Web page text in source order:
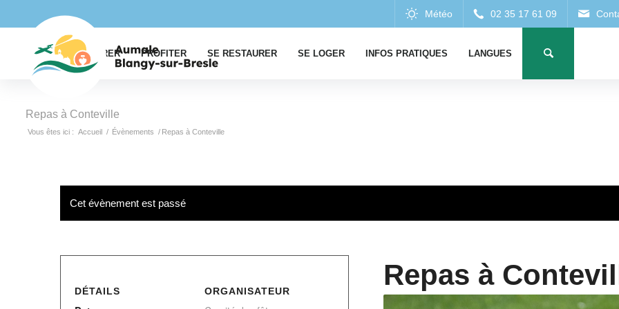
EXPLORER PROFITER SE RESTAURER SE LOGER INFOS PRATIQUES LANGUES
Repas à Conteville
Vous êtes ici : Accueil / Évènements / Repas à Conteville
Cet évènement est passé
Repas à
DÉTAILS ORGANISATEUR